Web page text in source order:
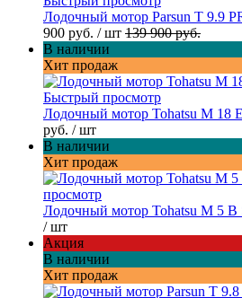
Лодочный мотор Parsun T 9.9
900 руб. / шт 139 900 руб.
В наличии
Хит продаж
Быстрый просмотр
Лодочный мотор Tohatsu M 18
руб. / шт
В наличии
Хит продаж
просмотр
Лодочный мотор Tohatsu M 5 B
/ шт
Акция
В наличии
Хит продаж